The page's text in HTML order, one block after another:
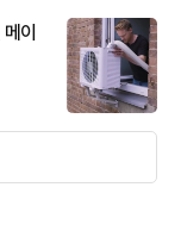
이